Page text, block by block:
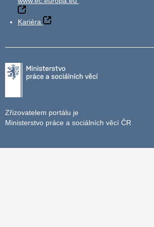
Kariéra
Zřizovatelem portálu je
Ministerstvo práce a sociálních věcí ČR